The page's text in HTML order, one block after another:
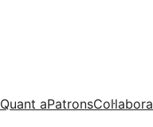
Quant aPatronsCol·labora